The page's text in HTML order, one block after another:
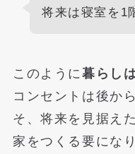
将来は寝室を1
このように 暮らし
コンセントは後か
そ、将来を見据え
家をつくる要にな